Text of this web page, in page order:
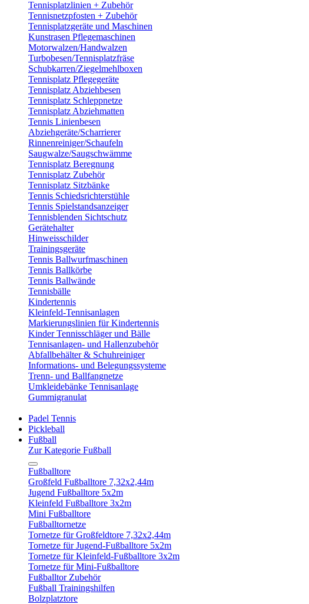
Tennisplatzlinien + Zubehör
Tennisnetzpfosten + Zubehör
Tennisplatzgeräte und Maschinen
Kunstrasen Pflegemaschinen
Motorwalzen/Handwalzen
Turbobesen/Tennisplatzfräse
Schubkarren/Ziegelmehlboxen
Tennisplatz Pflegegeräte
Tennisplatz Abziehbesen
Tennisplatz Schleppnetze
Tennisplatz Abziehmatten
Tennis Linienbesen
Abziehgeräte/Scharrierer
Rinnenreiniger/Schaufeln
Saugwalze/Saugschwämme
Tennisplatz Beregnung
Tennisplatz Zubehör
Tennisplatz Sitzbänke
Tennis Schiedsrichterstühle
Tennis Spielstandsanzeiger
Tennisblenden Sichtschutz
Gerätehalter
Hinweisschilder
Trainingsgeräte
Tennis Ballwurfmaschinen
Tennis Ballkörbe
Tennis Ballwände
Tennisbälle
Kindertennis
Kleinfeld-Tennisanlagen
Markierungslinien für Kindertennis
Kinder Tennisschläger und Bälle
Tennisanlagen- und Hallenzubehör
Abfallbehälter & Schuhreiniger
Informations- und Belegungssysteme
Trenn- und Ballfangnetze
Umkleidebänke Tennisanlage
Gummigranulat
Padel Tennis
Pickleball
Fußball
Zur Kategorie Fußball
Fußballtore
Großfeld Fußballtore 7,32x2,44m
Jugend Fußballtore 5x2m
Kleinfeld Fußballtore 3x2m
Mini Fußballtore
Fußballtornetze
Tornetze für Großfeldtore 7,32x2,44m
Tornetze für Jugend-Fußballtore 5x2m
Tornetze für Kleinfeld-Fußballtore 3x2m
Tornetze für Mini-Fußballtore
Fußballtor Zubehör
Fußball Trainingshilfen
Bolzplatztore